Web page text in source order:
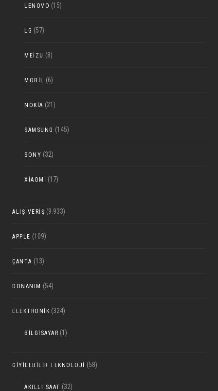
LENOVO (15)
LG (57)
MEIZU (8)
MOBIL (6)
NOKIA (21)
SAMSUNG (145)
SONY (32)
XIAOMI (17)
ALIŞ-VERIŞ (9.933)
APPLE (109)
ÇANTA (13)
DONANIM (54)
ELEKTRONIK (324)
BILGISAYAR (1)
GIYILEBILIR TEKNOLOJI (58)
AKILLI SAAT (32)